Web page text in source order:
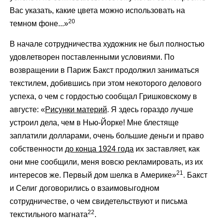
Вас указать, какие цвета можно использовать на
темном фоне...»20
В начале сотрудничества художник не был полностью
удовлетворен поставленными условиями. По
возвращении в Париж Бакст продолжил заниматься
текстилем, добившись при этом некоторого делового
успеха, о чем с гордостью сообщал Гришковскому в
августе: «Рисунки материй. Я здесь гораздо лучше
устроил дела, чем в Нью-Йорке! Мне блестяще
заплатили долларами, очень большие деньги и право
собственности до конца 1924 года их заставляет, как
они мне сообщили, меня вовсю рекламировать, из их
интересов же. Первый дом шелка в Америке»21 . Бакст
и Селиг договорились о взаимовыгодном
сотрудничестве, о чем свидетельствуют и письма
текстильного магната22.